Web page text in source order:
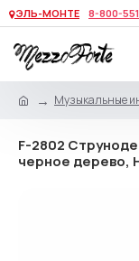
ЭЛЬ-МОНТЕ 8-800-
Музыкальные
F-2802
черное дерево,